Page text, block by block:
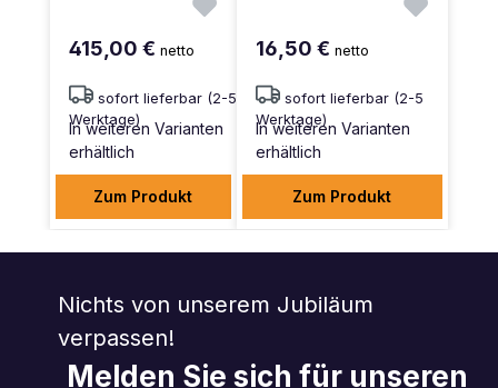
415,00 € netto
sofort lieferbar (2-5
Werktage)
In weiteren Varianten
erhältlich
Zum Produkt
16,50 € netto
sofort lieferbar (2-5
Werktage)
In weiteren Varianten
erhältlich
Zum Produkt
Nichts von unserem Jubiläum
verpassen!
Melden Sie sich für unseren